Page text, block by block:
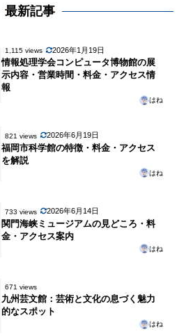
最新記事
1,115 views 2026年1月19日
情報処理学会コンピュータ博物館の展
示内容・営業時間・料金・アクセス情
報
はね
821 views 2026年6月19日
福岡市科学館の特徴・料金・アクセス
を解説
はね
733 views 2026年6月14日
関門海峡ミュージアムの見どころ・料
金・アクセス案内
はね
671 views
九州芸文館：芸術と文化の息づく魅力
的なスポット
はね